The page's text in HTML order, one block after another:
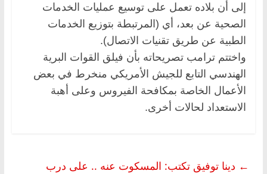
إلى أن بلاده تعمل على توسيع عمليات الخدمات
الصحية عن بعد، أي (المرتبطة بتوزيع الخدمات
الطبية عن طريق تقنيات الاتصال).
واختتم ترامب تصريحاته بأن فيلق القوات البرية
الهندسي التابع للجيش الأمريكي منخرط في بعض
الأعمال الخاصة بمكافحة الفيروس وعلى أهبة
الاستعداد لحالات أخرى.
← دينا توفيق تكتب: المسكوت عنه .. على درب